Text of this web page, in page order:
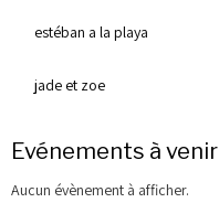
estéban a la playa
jade et zoe
Evénements à venir
Aucun évènement à afficher.